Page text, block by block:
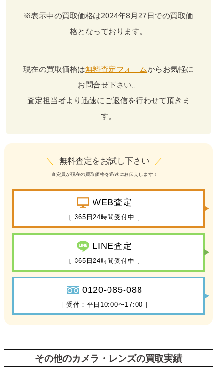
※表示中の買取価格は2024年8月27日での買取価
格となっております。
現在の買取価格は無料査定フォームからお気軽に
お問合せ下さい。
査定担当者より迅速にご返信を行わせて頂きま
す。
＼ 無料査定をお試し下さい ／
査定員が現在の買取価格を迅速にお伝えします！
WEB査定
［ 365日24時間受付中 ］
LINE査定
［ 365日24時間受付中 ］
0120-085-088
[ 受付：平日10:00〜17:00 ]
その他のカメラ・レンズの買取実績